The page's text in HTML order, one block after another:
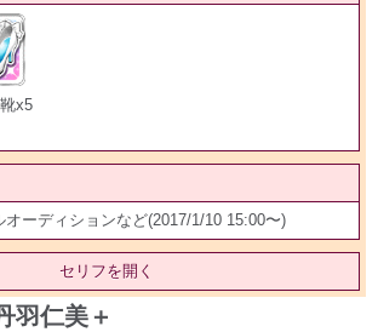
x5
オーディションなど(2017/1/10 15:00〜)
セリフを開く
羽仁美＋